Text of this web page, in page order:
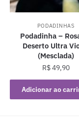
PODADINHAS
Podadinha –
Deserto Ultra
(Mesclada)
R$49,90
Adicionar ao